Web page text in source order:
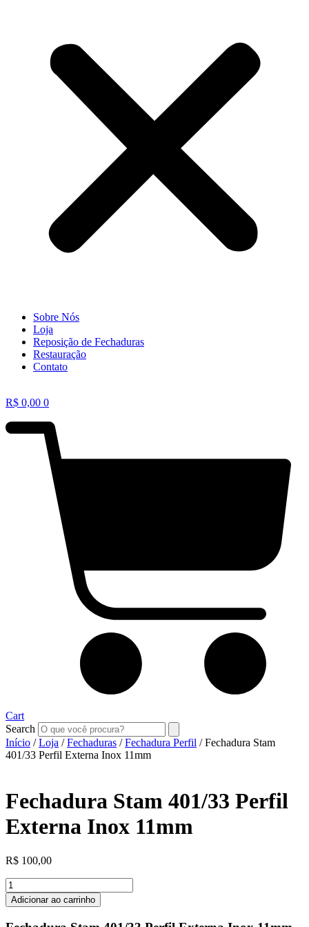
Sobre Nós
Loja
Reposição de Fechaduras
Restauração
Contato
R$ 0,00 0
Cart
Search
Início /Loja /Fechaduras /Fechadura Perfil / Fechadura Stam
401/33 Perfil Externa Inox 11mm
Fechadura Stam 401/33 Perfil
Externa Inox 11mm
R$ 100,00
Fechadura
Stam
401/33
Perfil
Adicionar ao carrinho